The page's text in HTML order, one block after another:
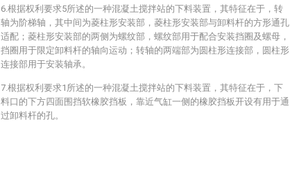
6.根据权利要求5所述的一种混凝土搅拌站的下料装置，其特征在于，转
轴为阶梯轴，其中间为菱柱形安装部，菱柱形安装部与卸料杆的方形通孔
适配；菱柱形安装部的两侧为螺纹部，螺纹部用于配合安装挡圈及螺母，
挡圈用于限定卸料杆的轴向运动；转轴的两端部为圆柱形连接部，圆柱形
连接部用于安装轴承。
7.根据权利要求1所述的一种混凝土搅拌站的下料装置，其特征在于，下
料口的下方四面围挡软橡胶挡板，靠近气缸一侧的橡胶挡板开设有用于通
过卸料杆的孔。